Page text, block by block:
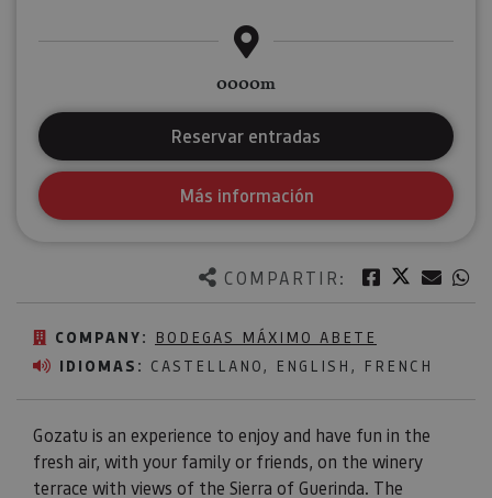
COMPARTIR: Facebook
Twitter
COMPANY: BODEGAS MÁXIMO ABETE
IDIOMAS: CASTELLANO, ENGLISH, FRENCH
Gozatu is an experience to enjoy and have fun in the
fresh air, with your family or friends, on the winery
terrace with views of the Sierra of Guerinda. The
0000m
Reservar entradas
Más información